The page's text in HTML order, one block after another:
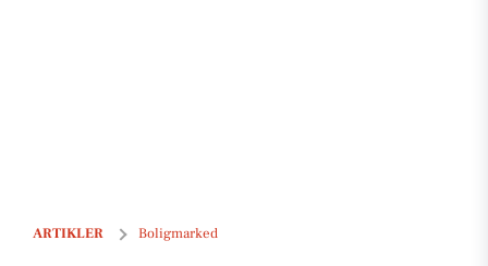
ARTIKLER Boligmarked
Over Jelsvej 7 og 1 anden boliger er kommet til salg denne uge i